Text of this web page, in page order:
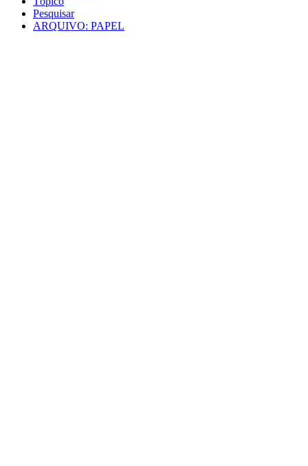
Pesquisar
ARQUIVO: PAPEL